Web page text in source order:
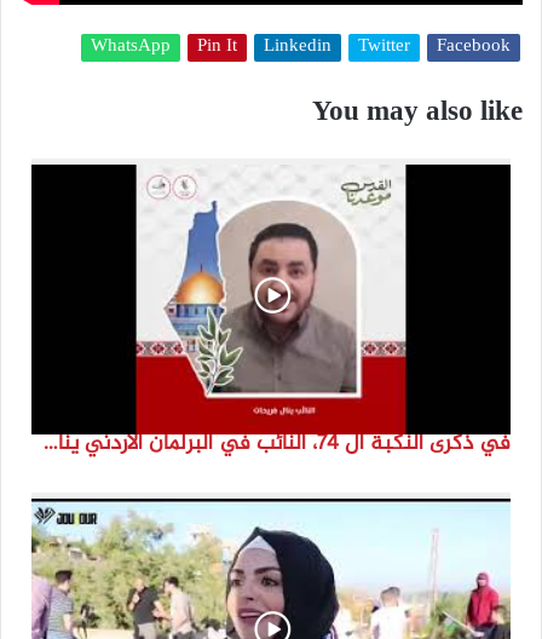
Facebook
Twitter
Linkedin
Pin It
WhatsApp
You may also like
في ذكرى النكبة ال 74، النائب في البرلمان الأردني ينال فرحات